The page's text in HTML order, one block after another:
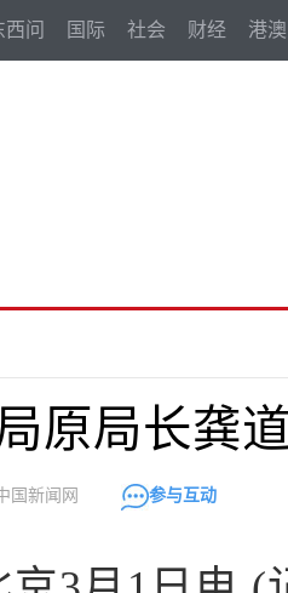
西问 国际 社会 财经 港澳
原局长龚
国新闻网 参与互动